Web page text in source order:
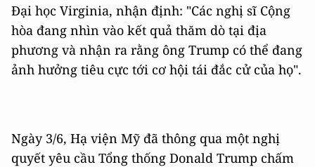
Đại học Virginia, nhận định: "Các nghị sĩ Cộng
hòa đang nhìn vào kết quả thăm dò tại địa
phương và nhận ra rằng ông Trump có thể đang
ảnh hưởng tiêu cực tới cơ hội tái đắc cử của họ".
Ngày 3/6, Hạ viện Mỹ đã thông qua một nghị
quyết yêu cầu Tổng thống Donald Trump chấm